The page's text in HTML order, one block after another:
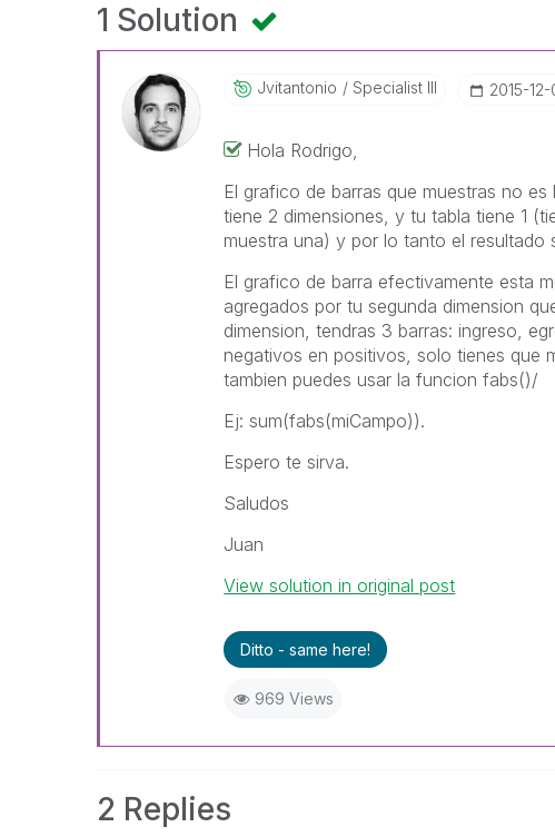
1 Solution
Jvitantonio Specialist III ‎2015-
Hola Rodrigo,
El grafico de barras que muestras no
tiene 2 dimensiones, y tu tabla tiene 1
muestra una) y por lo tanto el resultado
El grafico de barra efectivamente esta
agregados por tu segunda dimension
dimension, tendras 3 barras: ingreso,
negativos en positivos, solo tienes que
tambien puedes usar la funcion fabs()/
Ej: sum(fabs(miCampo)).
Espero te sirva.
Saludos
Juan
View solution in original post
Ditto - same here!
969 Views
2 Replies